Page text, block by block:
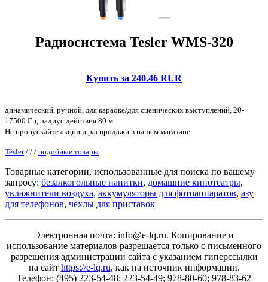
Радиосистема Tesler WMS-320
Купить за 240.46 RUR
динамический, ручной, для караоке/для сценических выступлений, 20-
17500 Гц, радиус действия 80 м
Не пропускайте акции и распродажи в нашем магазине.
Tesler/ / / подобные товары
Товарные категории, использованные для поиска по вашему
запросу: безалкогольные напитки, домашние кинотеатры,
увлажнители воздуха, аккумуляторы для фотоаппаратов, азу
для телефонов, чехлы для приставок
Электронная почта: info@e-lq.ru. Копирование и
использование материалов разрешается только с письменного
разрешения администрации сайта с указанием гиперссылки
на сайт https://e-lq.ru, как на источник информации.
Телефон: (495) 223-54-48; 223-54-49; 978-80-60; 978-83-62